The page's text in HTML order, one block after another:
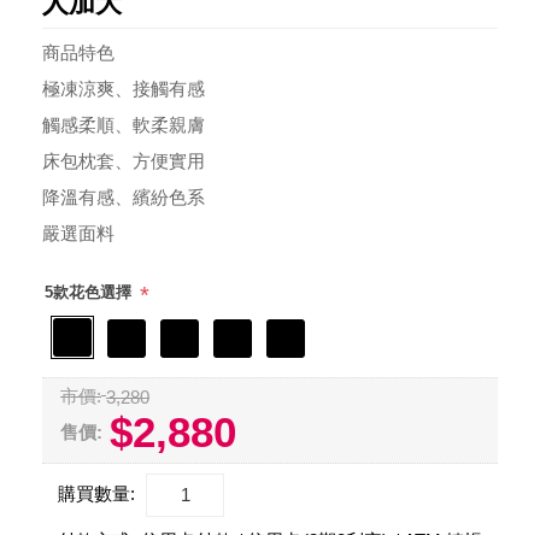
商品特色
極凍涼爽、接觸有感
觸感柔順、軟柔親膚
床包枕套、方便實用
降溫有感、繽紛色系
嚴選面料
5款花色選擇 *
市價: 3,280
售價: $2,880
購買數量: